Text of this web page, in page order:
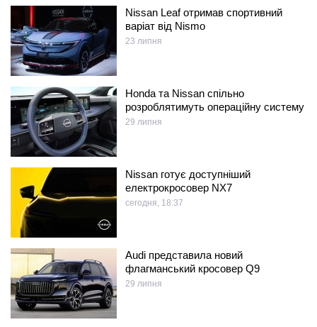
Nissan Leaf отримав спортивний
варіат від Nismo
23 липня
Honda та Nissan спільно
розроблятимуть операційну систему
29 липня
Nissan готує доступніший
електрокросовер NX7
сегодня, 18:37
Audi представила новий
флагманський кросовер Q9
29 липня